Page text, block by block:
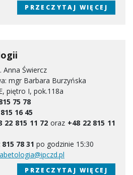
PRZECZYTAJ WIĘCEJ
Anna Świercz
mgr Barbara Burzyńska
piętro I, pok.118a
75 78
16 45
22 815 11 72oraz +48 22 815 11
78 31 po godzinie 15:30
PRZECZYTAJ WIĘCEJ